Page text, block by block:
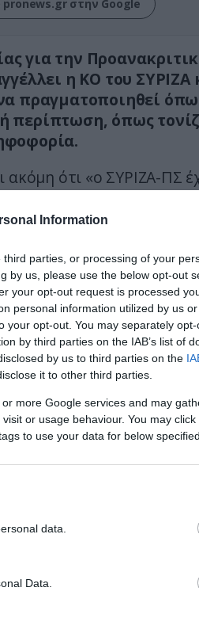
Information
parties, or processing of your
by us, please use the below opt-out
your opt-out request is processed
personal information utilized by us
your opt-out. You may separately
by third parties on the IAB’s list of
by us to third parties on the
it to other third parties.
more Google services and may
or usage behaviour. You may
to use your data for below
data.
Data.
στην Google
για την
η ΚΟ του ΣΥΡΙΖΑ
πραγματοποιηθεί
περίπτωση, όπως
ότι «ο ΣΥΡΙΖΑ-ΠΣ
Επιτροπής, την
όσο ψηλά και αν
στη δικογραφία».
«θεωρούμε απαράδεκτη
της Βουλής να μην
και αδίκημα, αλλά να
της ΚΟ του ΣΥΡΙΖΑ έχει
το σχέδιο
απαίτηση της κοινωνίας